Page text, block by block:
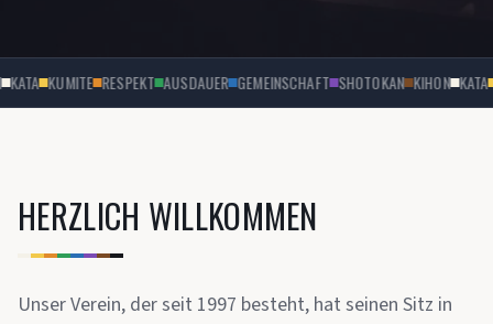
KATA KUMITE RESPEKT AUSDAUER GEMEINSCHAFT SHOTOKAN KIHON KATA
HERZLICH WILLKOMMEN
Unser Verein, der seit 1997 besteht, hat seinen Sitz in